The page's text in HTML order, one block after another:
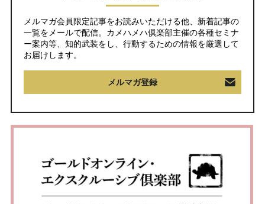
メルマガ会員限定記事をお読みいただける他、新着記事の
一覧をメールで配信。カメハメハ倶楽部主催の各種セミナ
ー案内等、知的武装をし、行動するための情報を厳選して
お届けします。
メルマガ登録